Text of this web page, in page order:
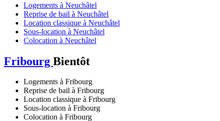
Logements à Neuchâtel
Reprise de bail à Neuchâtel
Location classique à Neuchâtel
Sous-location à Neuchâtel
Colocation à Neuchâtel
Fribourg Bientôt
Logements à Fribourg
Reprise de bail à Fribourg
Location classique à Fribourg
Sous-location à Fribourg
Colocation à Fribourg